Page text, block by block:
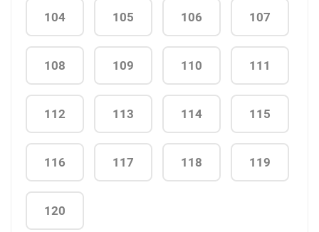
104 105 106 107
108 109 110 111
112 113 114 115
116 117 118 119
120